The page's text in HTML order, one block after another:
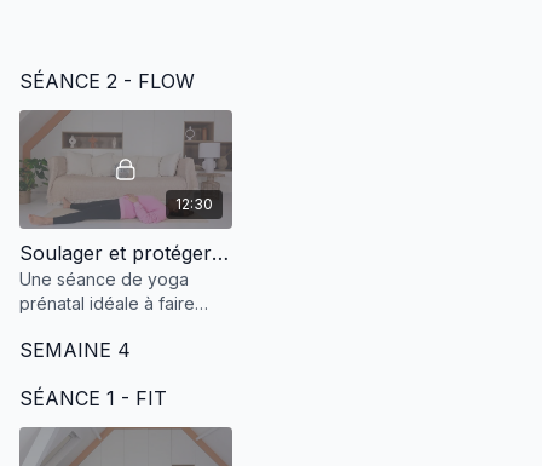
SÉANCE 2 - FLOW
12:30
Soulager et protéger le dos
Une séance de yoga
prénatal idéale à faire
pour prévenir et soulager
SEMAINE 4
SÉANCE 1 - FIT